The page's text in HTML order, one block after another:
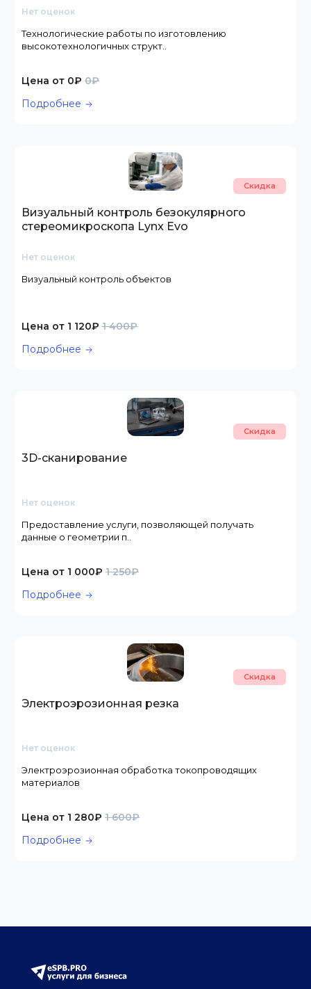
Нет оценок
Технологические работы по изготовлению
высокотехнологичных структ..
Цена от 0₽0₽
Подробнее
Скидка
Визуальный контроль безокулярного
стереомикроскопа Lynx Evo
Нет оценок
Визуальный контроль объектов
Цена от 1 120₽1 400₽
Подробнее
Скидка
3D-сканирование
Нет оценок
Предоставление услуги, позволяющей получать
данные о геометрии п..
Цена от 1 000₽1 250₽
Подробнее
Скидка
Электроэрозионная резка
Нет оценок
Электроэрозионная обработка токопроводящих
материалов
Цена от 1 280₽1 600₽
Подробнее